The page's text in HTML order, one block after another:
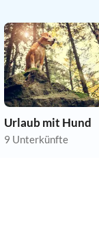
Urlaub mit Hund
9 Unterkünfte